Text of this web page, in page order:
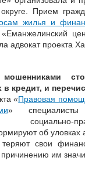
Прием
жилья и
адвокат проекта
кредит, и
«Правовая
» специалисты
социально-
об уловках
свои
причинению им